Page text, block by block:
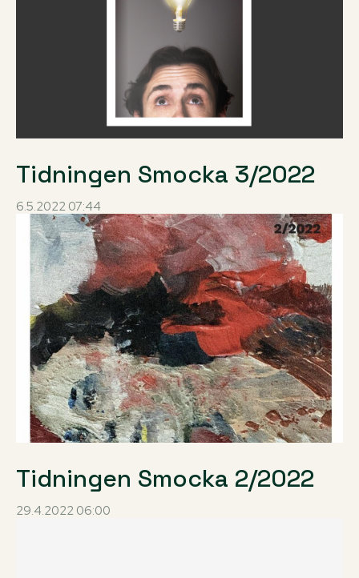
Tidningen Smocka 3/2022
6.5.2022 07:44
Tidningen Smocka 2/2022
29.4.2022 06:00